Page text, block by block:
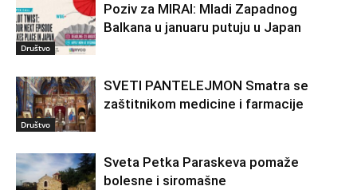
Društvo
Poziv za MIRAI: Mladi Zapadnog
Balkana u januaru putuju u Japan
Društvo
SVETI PANTELEJMON Smatra se
zaštitnikom medicine i farmacije
Sveta Petka Paraskeva pomaže
bolesne i siromašne